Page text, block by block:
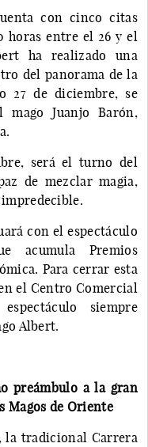
con cinco citas
horas entre el 26 y el
ha realizado una
del panorama de la
27 de diciembre, se
mago Juanjo Barón,
será el turno del
de mezclar magia,
con el espectáculo
acumula Premios
Para cerrar esta
el Centro Comercial
siempre
Albert.
preámbulo a la gran
Magos de Oriente
la tradicional Carrera